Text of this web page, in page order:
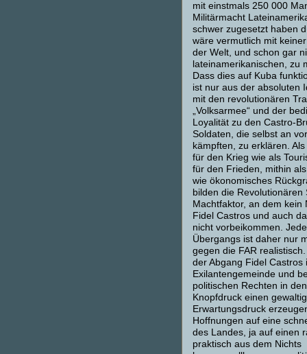
mit einstmals 250 000
Militärmacht
schwer zugesetzt haben
wäre vermutlich mit
der Welt, und schon gar
lateinamerikanischen, zu
Dass dies auf Kuba
ist nur aus der absoluten
mit den revolutionären
„Volksarmee“ und der
Loyalität zu den Castro-
Soldaten, die selbst an
kämpften, zu erklären.
für den Krieg wie als
für den Frieden, mithin
wie ökonomisches
bilden die Revolutionären
Machtfaktor, an dem kein
Fidel Castros und auch
nicht vorbeikommen.
Übergangs ist daher nur
gegen die FAR
der Abgang Fidel Castros
Exilantengemeinde und
politischen Rechten in
Knopfdruck einen
Erwartungsdruck
Hoffnungen auf eine
des Landes, ja auf einen
praktisch aus dem Nichts